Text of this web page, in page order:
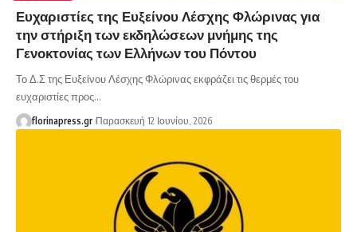
Ευχαριστίες της Ευξείνου Λέσχης Φλώρινας για
την στήριξη των εκδηλώσεων μνήμης της
Γενοκτονίας των Ελλήνων του Πόντου
Το Δ.Σ της Ευξείνου Λέσχης Φλώρινας εκφράζει τις θερμές του
ευχαριστίες προς…
florinapress.gr Παρασκευή 12 Ιουνίου, 2026